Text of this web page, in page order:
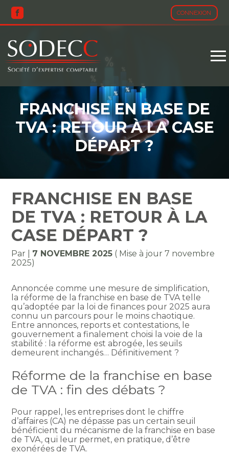
CONNEXION
Aller
au
FRANCHISE EN BASE DE
TVA : RETOUR À LA CASE
DÉPART ?
FRANCHISE EN BASE
DE TVA : RETOUR À LA
CASE DÉPART ?
Par 7 NOVEMBRE 2025 ( Mise à jour 7 novembre
2025)
Annoncée comme une mesure de simplification,
la réforme de la franchise en base de TVA telle
qu’adoptée par la loi de finances pour 2025 aura
connu un parcours pour le moins chaotique.
Entre annonces, reports et contestations, le
gouvernement a finalement choisi la voie de la
stabilité : la réforme est abrogée, les seuils
demeurent inchangés… Définitivement ?
Réforme de la franchise en base
de TVA : fin des débats ?
Pour rappel, les entreprises dont le chiffre
d’affaires (CA) ne dépasse pas un certain seuil
bénéficient du mécanisme de la franchise en base
de TVA, qui leur permet, en pratique, d’être
exonérées de TVA.